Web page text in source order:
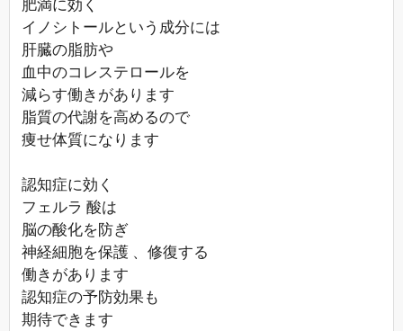
肥満に効く
イノシトールという成分には
肝臓の脂肪や
血中のコレステロールを
減らす働きがあります
脂質の代謝を高めるので
痩せ体質になります
認知症に効く
フェルラ 酸は
脳の酸化を防ぎ
神経細胞を保護 、修復する
働きがあります
認知症の予防効果も
期待できます